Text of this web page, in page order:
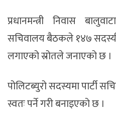
प्रधानमन्त्री निवास
सचिवालय बैठकले १४७
लगाएको स्रोतले जनाएको छ ।
पोलिटब्युरो सदस्यमा पार्टी
स्वतः पर्ने गरी बनाइएको छ ।